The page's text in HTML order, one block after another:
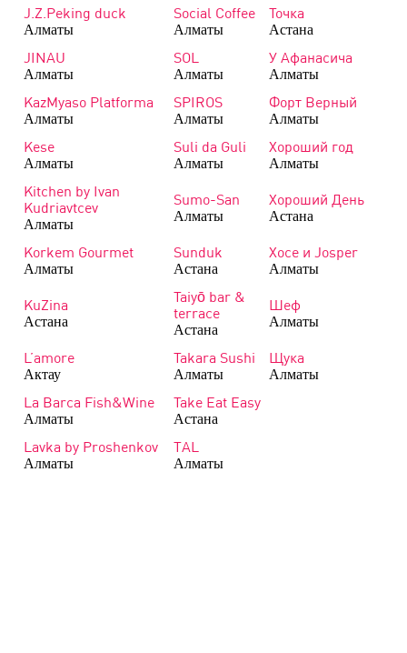
J.Z.Peking duck
Алматы
Social Coffee
Алматы
Точка
Астана
JINAU
Алматы
SOL
Алматы
У Афанасича
Алматы
KazMyaso Platforma
Алматы
SPIROS
Алматы
Форт Верный
Алматы
Kese
Алматы
Suli da Guli
Алматы
Хороший год
Алматы
Kitchen by Ivan
Kudriavtcev
Алматы
Sumo-San
Алматы
Хороший День
Астана
Korkem Gourmet
Алматы
Sunduk
Астана
Хосе и Josper
Алматы
KuZina
Астана
Taiyō bar &
terrace
Астана
Шеф
Алматы
L’amore
Актау
Takara Sushi
Алматы
Щука
Алматы
La Barca Fish&Wine
Алматы
Take Eat Easy
Астана
Lavka by Proshenkov
Алматы
TAL
Алматы